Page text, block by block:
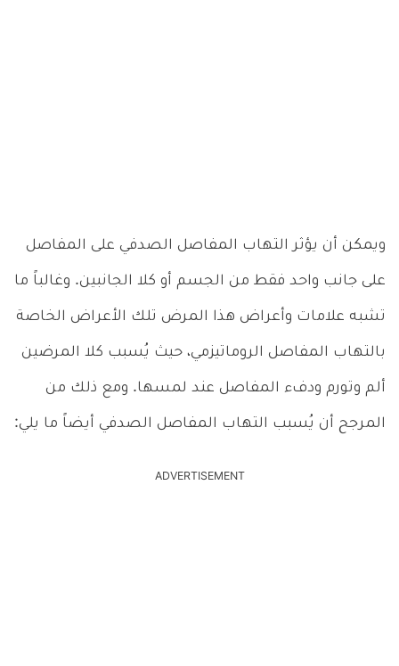
ويمكن أن يؤثر التهاب المفاصل الصدفي على المفاصل
على جانب واحد فقط من الجسم أو كلا الجانبين. وغالباً ما
تشبه علامات وأعراض هذا المرض تلك الأعراض الخاصة
بالتهاب المفاصل الروماتيزمي، حيث يُسبب كلا المرضين
ألم وتورم ودفء المفاصل عند لمسها. ومع ذلك من
المرجح أن يُسبب التهاب المفاصل الصدفي أيضاً ما يلي:
ADVERTISEMENT